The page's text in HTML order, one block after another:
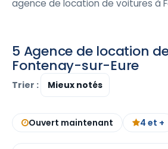
agence de location de voitures à
5 Agence de location
Fontenay-sur-Eure
Trier :
Ouvert maintenant 4 et +